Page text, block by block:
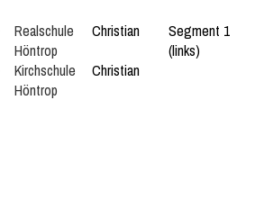
Realschule
Höntrop
Christian
Segment 1
(links)
Kirchschule
Höntrop
Christian